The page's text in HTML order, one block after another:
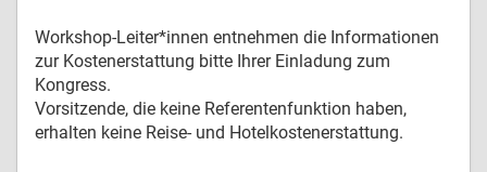
Workshop-Leiter*innen entnehmen die Informationen
zur Kostenerstattung bitte Ihrer Einladung zum
Kongress.
Vorsitzende, die keine Referentenfunktion haben,
erhalten keine Reise- und Hotelkostenerstattung.